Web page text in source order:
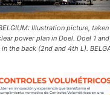
Illustration picture,
power plan in Doel. Doel 1
the back (2nd and 4th L).